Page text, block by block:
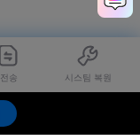
전송 시스팀 복원